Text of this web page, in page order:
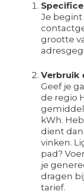
Je
grootte
Verbruik
Geef je
de regio
kWh.
dient dan
vinken.
pad?
je
dragen
tarief.